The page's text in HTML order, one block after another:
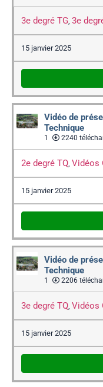
3e degré TG 3e
15 janvier 2025
Vidéo de
Technique
1 2240
2e degré TQ Vidéos
15 janvier 2025
Vidéo de
Technique
1 2206
3e degré TQ Vidéos
15 janvier 2025